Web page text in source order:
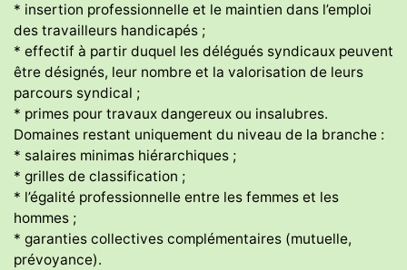
* insertion professionnelle et le maintien dans l’emploi
des travailleurs handicapés ;
* effectif à partir duquel les délégués syndicaux peuvent
être désignés, leur nombre et la valorisation de leurs
parcours syndical ;
* primes pour travaux dangereux ou insalubres.
Domaines restant uniquement du niveau de la branche :
* salaires minimas hiérarchiques ;
* grilles de classification ;
* l’égalité professionnelle entre les femmes et les
hommes ;
* garanties collectives complémentaires (mutuelle,
prévoyance).